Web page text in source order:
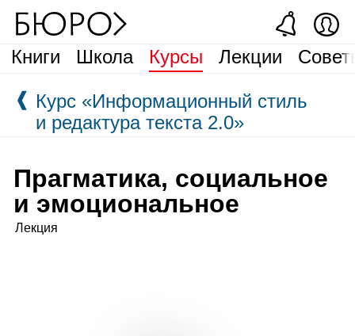
Книги Школа Курсы Лекции
❰ Курс «Информационный стиль
и редактура текста 2.0»
Прагматика, социальное
и эмоциональное
Лекция